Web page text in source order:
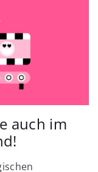
auch im